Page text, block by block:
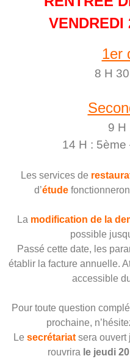
VENDREDI
1er
8 H
9 H
14 H :
Les services de
d’étude
La modification de la
possible
Passé cette date, les
établir la facture annuelle.
accessible
Pour toute question
prochaine,
Le secrétariat sera ouvert
rouvrira le jeudi